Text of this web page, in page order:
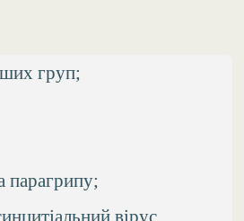
груп;
парагрипу;
вірус.